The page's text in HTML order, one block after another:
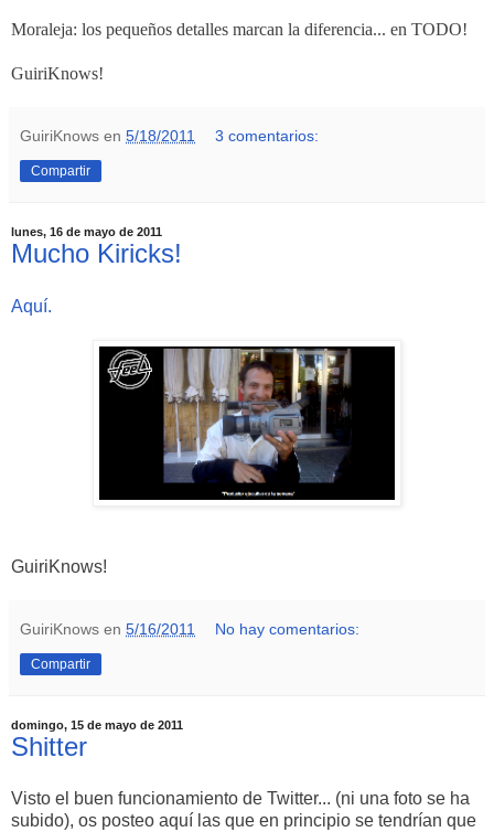
Moraleja: los pequeños detalles marcan la diferencia... en TODO!
GuiriKnows!
GuiriKnows en 5/18/2011 3 comentarios:
Compartir
lunes, 16 de mayo de 2011
Mucho Kiricks!
Aquí.
GuiriKnows!
GuiriKnows en 5/16/2011 No hay comentarios:
Compartir
domingo, 15 de mayo de 2011
Shitter
Visto el buen funcionamiento de Twitter... (ni una foto se ha
subido), os posteo aquí las que en principio se tendrían que